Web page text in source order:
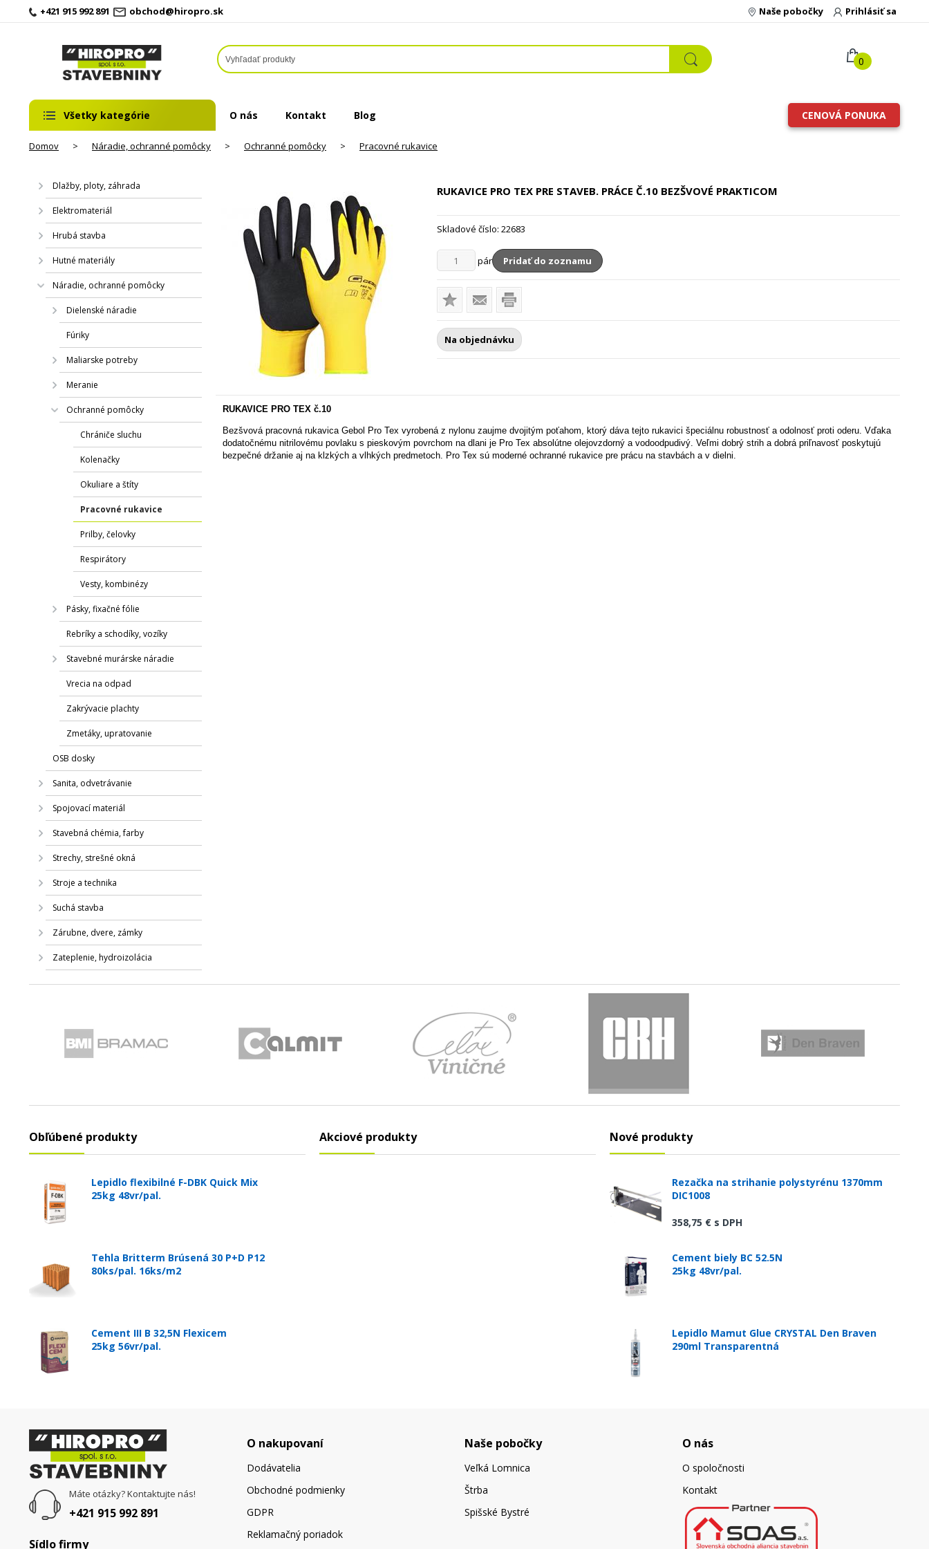
+421 915 992 891 obchod@hiropro.sk Prihlásiť sa
Naše pobočky
0
Všetky kategórie O nás Kontakt Blog CENOVÁ PONUKA
Domov > Náradie, ochranné pomôcky > Ochranné pomôcky > Pracovné rukavice
Dlažby, ploty, záhrada
Elektromateriál
Hrubá stavba
Hutné materiály
Náradie, ochranné pomôcky
Dielenské náradie
Fúriky
Maliarske potreby
Meranie
Ochranné pomôcky
Chrániče sluchu
Kolenačky
Okuliare a štíty
Pracovné rukavice
Prilby, čelovky
Respirátory
Vesty, kombinézy
Pásky, fixačné fólie
Rebríky a schodíky, vozíky
Stavebné murárske náradie
Vrecia na odpad
Zakrývacie plachty
Zmetáky, upratovanie
OSB dosky
Sanita, odvetrávanie
Spojovací materiál
Stavebná chémia, farby
Strechy, strešné okná
Stroje a technika
Suchá stavba
Zárubne, dvere, zámky
Zateplenie, hydroizolácia
RUKAVICE PRO TEX PRE STAVEB. PRÁCE Č.10 BEZŠVOVÉ PRAKTICOM
Skladové číslo: 22683
pár Pridať do zoznamu
Na objednávku
RUKAVICE PRO TEX č.10
Bezšvová pracovná rukavica Gebol Pro Tex vyrobená z nylonu zaujme dvojitým poťahom, ktorý dáva tejto rukavici špeciálnu robustnosť a odolnosť proti oderu. Vďaka
dodatočnému nitrilovému povlaku s pieskovým povrchom na dlani je Pro Tex absolútne olejovzdorný a vodoodpudivý. Veľmi dobrý strih a dobrá priľnavosť poskytujú
bezpečné držanie aj na klzkých a vlhkých predmetoch. Pro Tex sú moderné ochranné rukavice pre prácu na stavbách a v dielni.
Obľúbené produkty
Lepidlo flexibilné F-DBK Quick Mix
25kg 48vr/pal.
Tehla Britterm Brúsená 30 P+D P12
80ks/pal. 16ks/m2
Cement III B 32,5N Flexicem
25kg 56vr/pal.
Akciové produkty Nové produkty
Rezačka na strihanie polystyrénu 1370mm
DIC1008
358,75 € s DPH
Cement biely BC 52.5N
25kg 48vr/pal.
Lepidlo Mamut Glue CRYSTAL Den Braven
290ml Transparentná
Máte otázky? Kontaktujte nás!
+421 915 992 891
Sídlo firmy
O nakupovaní
Dodávatelia
Obchodné podmienky
GDPR
Reklamačný poriadok
Naše pobočky
Veľká Lomnica
Štrba
Spišské Bystré
O nás
O spoločnosti
Kontakt